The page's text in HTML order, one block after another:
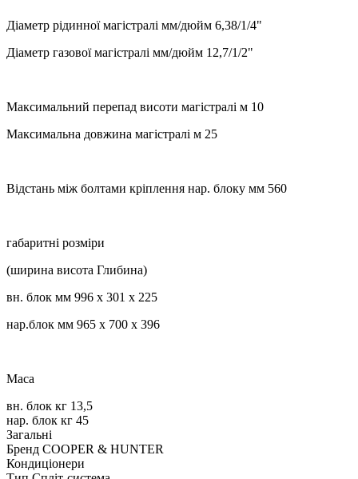
Діаметр рідинної магістралі мм/дюйм 6,38/1/4"
Діаметр газової магістралі мм/дюйм 12,7/1/2"
Максимальний перепад висоти магістралі м 10
Максимальна довжина магістралі м 25
Відстань між болтами кріплення нар. блоку мм 560
габаритні розміри
(ширина висота Глибина)
вн. блок мм 996 х 301 х 225
нар.блок мм 965 х 700 х 396
Маса
вн. блок кг 13,5
нар. блок кг 45
Загальні
Бренд COOPER & HUNTER
Кондиціонери